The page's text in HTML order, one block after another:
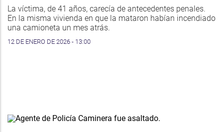
La víctima, de 41 años, carecía de antecedentes penales.
En la misma vivienda en que la mataron habían incendiado
una camioneta un mes atrás.
12 DE ENERO DE 2026 - 13:00